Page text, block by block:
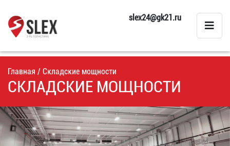
slex24@gk21.ru
Главная / Складские мощности
СКЛАДСКИЕ МОЩНОСТИ